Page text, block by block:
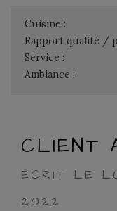
Cuisine :
Rapport qualité /
Service :
Ambiance :
CLIENT
ÉCRIT LE
2022